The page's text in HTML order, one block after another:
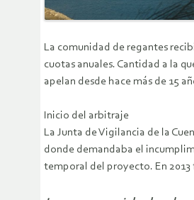
La comunidad de regantes
cuotas anuales. Cantidad a la
apelan desde hace más de 15
Inicio del arbitraje
La Junta de Vigilancia de la
donde demandaba el
temporal del proyecto. En